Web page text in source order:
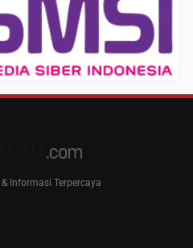
Informasi Terpercaya